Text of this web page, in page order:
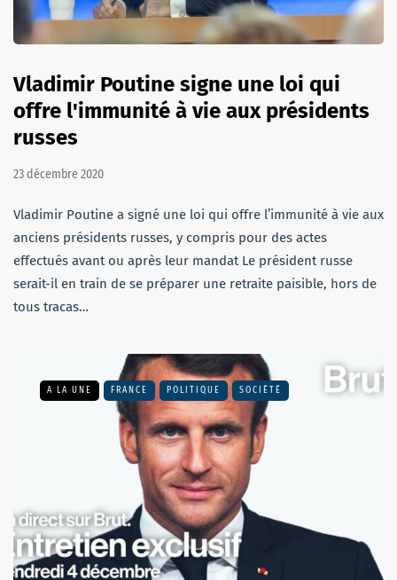
Vladimir Poutine signe une loi qui
offre l'immunité à vie aux présidents
russes
23 décembre 2020
Vladimir Poutine a signé une loi qui offre l’immunité à vie aux
anciens présidents russes, y compris pour des actes
effectués avant ou après leur mandat Le président russe
serait-il en train de se préparer une retraite paisible, hors de
tous tracas…
A LA UNE FRANCE POLITIQUE SOCIÉTÉ